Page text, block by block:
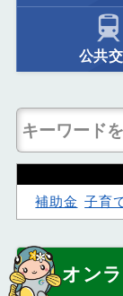
公共
補助金 子育
オン